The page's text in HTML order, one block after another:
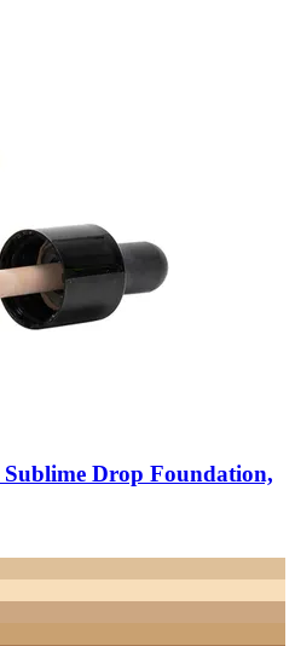
Sublime Drop Foundation,